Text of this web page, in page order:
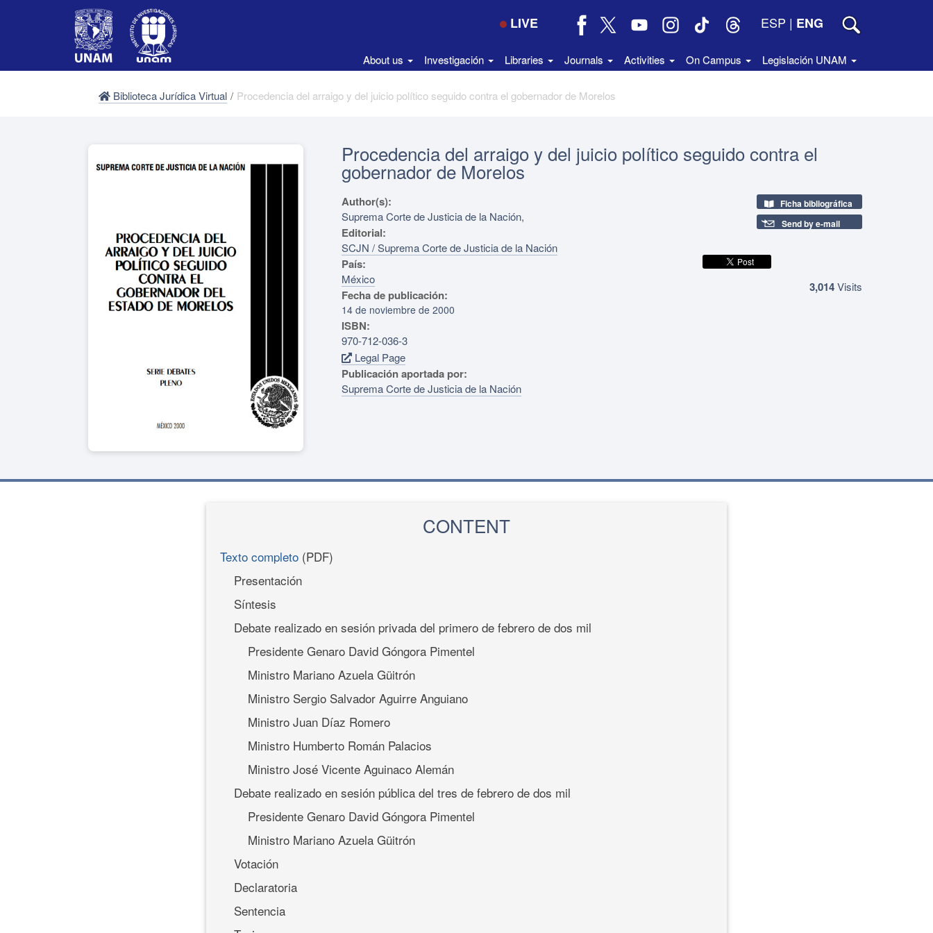
LIVE ESP | ENG
About us Investigación Libraries Journals Activities On Campus Legislación UNAM
Biblioteca Jurídica Virtual / Procedencia del arraigo y del juicio político seguido contra el gobernador de Morelos
Procedencia del arraigo y del juicio político seguido contra el
gobernador de Morelos
Author(s):
Suprema Corte de Justicia de la Nación,
Editorial:
SCJN / Suprema Corte de Justicia de la Nación
País:
México
Fecha de publicación:
14 de noviembre de 2000
ISBN:
970-712-036-3
Legal Page
Publicación aportada por:
Suprema Corte de Justicia de la Nación
Ficha bibliográfica
Send by e-mail
3,014Visits
CONTENT
Texto completo (PDF)
Presentación
Síntesis
Debate realizado en sesión privada del primero de febrero de dos mil
Presidente Genaro David Góngora Pimentel
Ministro Mariano Azuela Güitrón
Ministro Sergio Salvador Aguirre Anguiano
Ministro Juan Díaz Romero
Ministro Humberto Román Palacios
Ministro José Vicente Aguinaco Alemán
Debate realizado en sesión pública del tres de febrero de dos mil
Presidente Genaro David Góngora Pimentel
Ministro Mariano Azuela Güitrón
Votación
Declaratoria
Sentencia